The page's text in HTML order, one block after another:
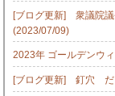
[ブログ更新] 衆議院議
(2023/07/09)
2023年 ゴールデンウ
[ブログ更新] 釘穴 だ